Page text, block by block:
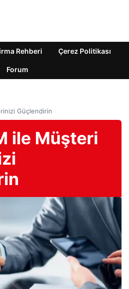
Rehberi Çerez Politikası
Forum
Güçlendirin
ile Müşteri